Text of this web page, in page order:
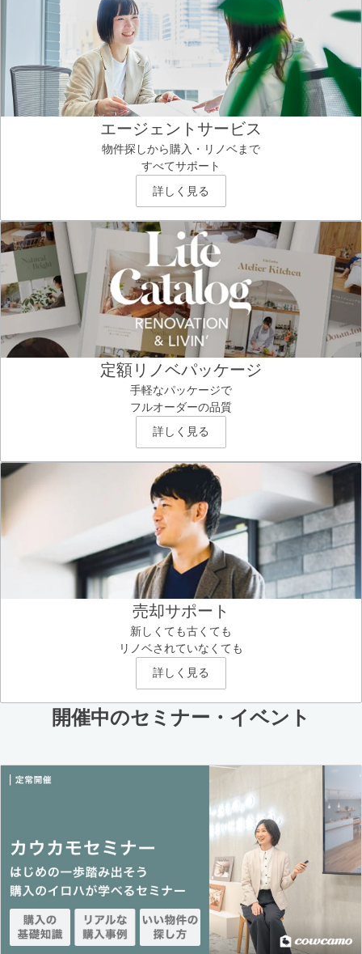
エージェントサービス
物件探しから購入・リノベまで
すべてサポート
詳しく見る
定額リノベパッケージ
手軽なパッケージで
フルオーダーの品質
詳しく見る
売却サポート
新しくても古くても
リノベされていなくても
詳しく見る
開催中のセミナー・イベント